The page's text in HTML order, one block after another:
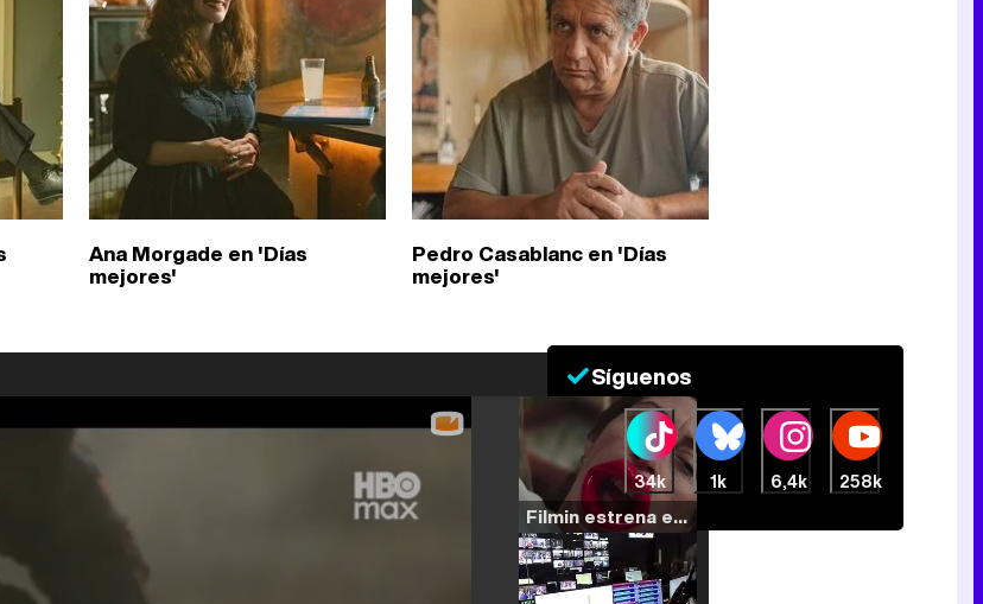
Filmin estrena el tráiler de 'Millennial Mal', su nueva comedia universitaria de la mano de Lorena Iglesias
Ana Morgade en 'Días
mejores'
Pedro Casablanc en 'Días
mejores'
Síguenos
34k 1k 6,4k 258k